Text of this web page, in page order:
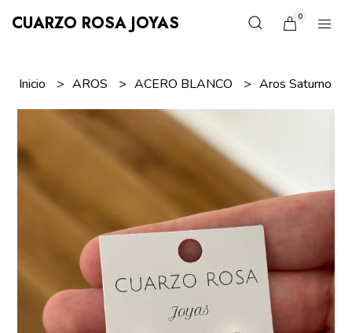
CUARZO ROSA JOYAS 0
Inicio AROS ACERO BLANCO Aros Saturno